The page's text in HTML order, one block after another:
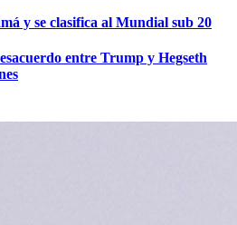
y se clasifica al Mundial sub 20
entre Trump y Hegseth